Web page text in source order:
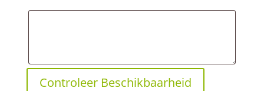
Controleer Beschikbaarheid